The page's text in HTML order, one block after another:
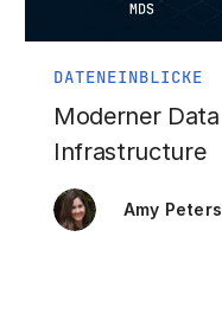
DATENEINBLICKE
Moderner
Infrastructure
Amy